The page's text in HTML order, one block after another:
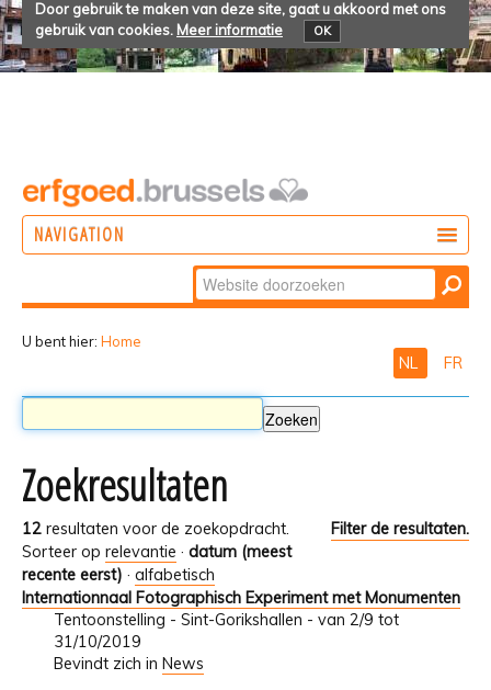
Door gebruik te maken van deze site, gaat u akkoord met ons
gebruik van cookies. Meer informatie OK
NAVIGATION
Zoek
Geavanceerd
U bent hier: Home
NL FR
Zoekresultaten
12 resultaten voor de zoekopdracht.
Filter de resultaten.
Sorteer op relevantie · datum (meest
recente eerst) · alfabetisch
Internationnaal Fotographisch Experiment met Monumenten
Tentoonstelling - Sint-Gorikshallen - van 2/9 tot
31/10/2019
Bevindt zich in News